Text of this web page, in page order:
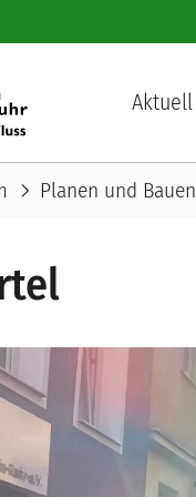
Aktuell
chevron_right Planen und Bauen